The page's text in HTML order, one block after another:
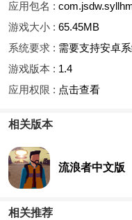
应用包名 :
游戏大小 : 65.45MB
系统要求 : 需要支持安卓
游戏版本 : 1.4
应用权限 : 点击查看
相关版本
流浪者中文版
相关推荐